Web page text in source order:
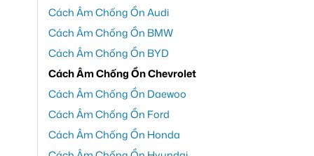
Cách Âm Chống Ồn Audi
Cách Âm Chống Ồn BMW
Cách Âm Chống Ồn BYD
Cách Âm Chống Ồn Chevrolet
Cách Âm Chống Ồn Daewoo
Cách Âm Chống Ồn Ford
Cách Âm Chống Ồn Honda